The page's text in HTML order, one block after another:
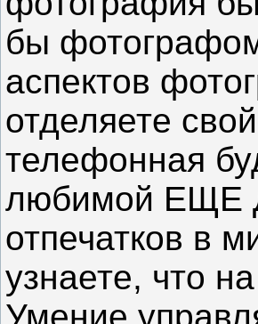
бы
аспектов
отделяете
телефонная
любимой ЕЩЕ
отпечатков в
узнаете, что